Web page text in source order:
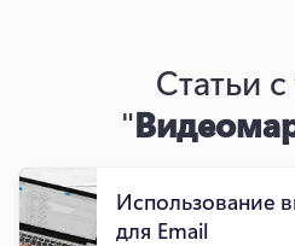
Статьи
"
Использование
для Email